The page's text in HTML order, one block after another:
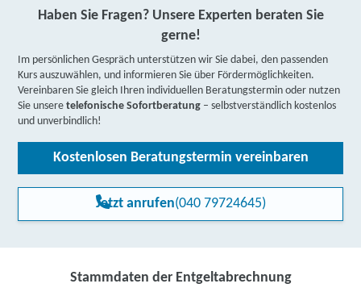
Haben Sie Fragen? Unsere Experten beraten Sie
gerne!
Im persönlichen Gespräch unterstützen wir Sie dabei, den passenden
Kurs auszuwählen, und informieren Sie über Fördermöglichkeiten.
Vereinbaren Sie gleich Ihren individuellen Beratungstermin oder nutzen
Sie unseretelefonische Sofortberatung – selbstverständlich kostenlos
und unverbindlich!
Kostenlosen Beratungstermin vereinbaren
Jetzt anrufen(040 79724645)
Stammdaten der Entgeltabrechnung